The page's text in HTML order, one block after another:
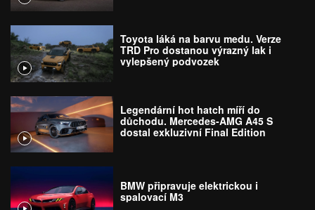
Toyota láká na barvu medu. Verze
TRD Pro dostanou výrazný lak i
vylepšený podvozek
Legendární hot hatch míří do
důchodu. Mercedes-AMG A45 S
dostal exkluzivní Final Edition
BMW připravuje elektrickou i
spalovací M3